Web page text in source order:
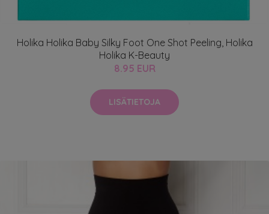
Holika Holika Baby Silky Foot One Shot Peeling, Holika
Holika K-Beauty
8.95 EUR
LISÄTIETOJA